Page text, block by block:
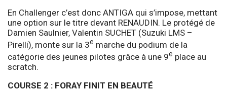
En Challenger c’est donc ANTIGA qui s’impose, mettant
une option sur le titre devant RENAUDIN. Le protégé de
Damien Saulnier, Valentin SUCHET (Suzuki LMS –
Pirelli), monte sur la 3e marche du podium de la
catégorie des jeunes pilotes grâce à une 9e place au
scratch.
COURSE 2 : FORAY FINIT EN BEAUTÉ